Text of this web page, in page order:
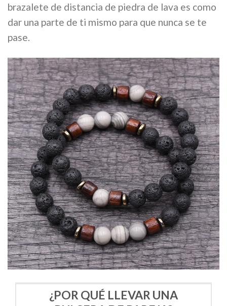
brazalete de distancia de piedra de lava es como
dar una parte de ti mismo para que nunca se te
pase.
¿POR QUÉ LLEVAR UNA